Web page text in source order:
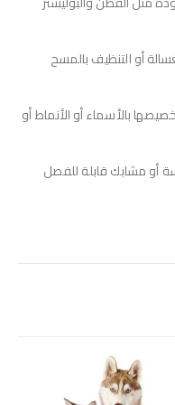
أو التنظيف بالمسح
بالأسماء أو الأنماط أو
أو مشابك قابلة للفصل